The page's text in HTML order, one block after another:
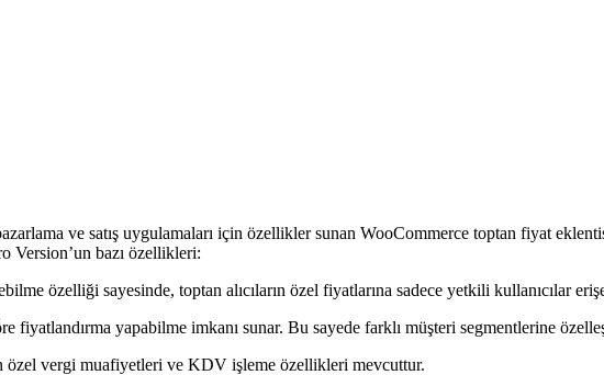
ve satış uygulamaları için özellikler sunan WooCommerce toptan fiyat
Version’un bazı özellikleri:
özelliği sayesinde, toptan alıcıların özel fiyatlarına sadece yetkili kullanıcılar
fiyatlandırma yapabilme imkanı sunar. Bu sayede farklı müşteri segmentlerine
vergi muafiyetleri ve KDV işleme özellikleri mevcuttur.